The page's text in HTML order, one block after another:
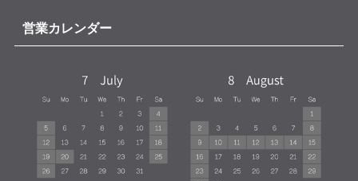
営業カレンダー